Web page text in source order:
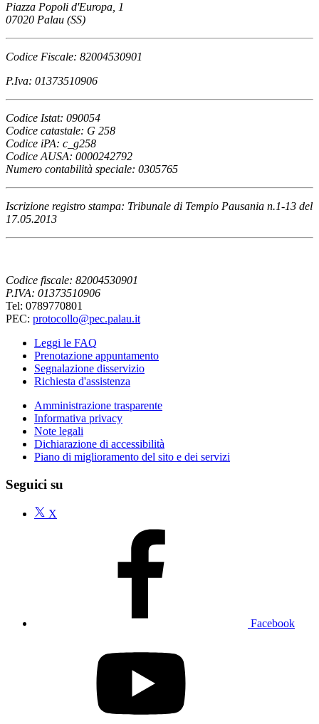
Piazza Popoli d'Europa, 1
07020 Palau (SS)
Codice Fiscale: 82004530901
P.Iva: 01373510906
Codice Istat: 090054
Codice catastale: G 258
Codice iPA: c_g258
Codice AUSA: 0000242792
Numero contabilità speciale: 0305765
Iscrizione registro stampa: Tribunale di Tempio Pausania n.1-13 del
17.05.2013
Codice fiscale: 82004530901
P.IVA: 01373510906
Tel: 0789770801
PEC: protocollo@pec.palau.it
Leggi le FAQ
Prenotazione appuntamento
Segnalazione disservizio
Richiesta d'assistenza
Amministrazione trasparente
Informativa privacy
Note legali
Dichiarazione di accessibilità
Piano di miglioramento del sito e dei servizi
Seguici su
X
Facebook